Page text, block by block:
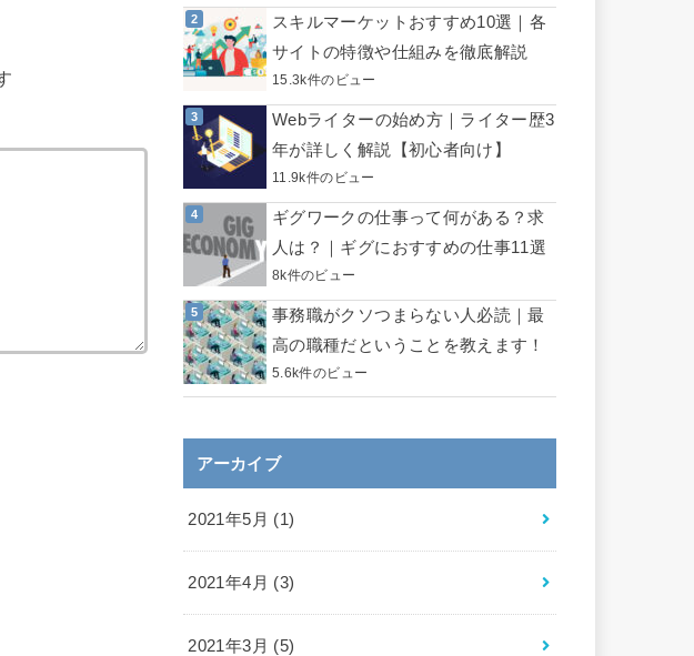
スキルマーケットおすすめ10選｜各
サイトの特徴や仕組みを徹底解説
15.3k件のビュー
Webライターの始め方｜ライター歴3
年が詳しく解説【初心者向け】
11.9k件のビュー
ギグワークの仕事って何がある？求
人は？｜ギグにおすすめの仕事11選
8k件のビュー
事務職がクソつまらない人必読｜最
高の職種だということを教えます！
5.6k件のビュー
アーカイブ
2021年5月 (1)
2021年4月 (3)
2021年3月 (5)